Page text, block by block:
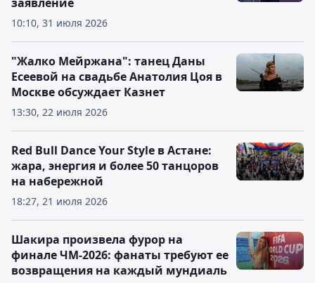
10:10, 31 июля 2026
13:30, 22 июля 2026
"Жалко Мейржана": танец Даны
Есеевой на свадьбе Анатолия Цоя в
Москве обсуждает Казнет
18:27, 21 июля 2026
Red Bull Dance Your Style в Астане:
жара, энергия и более 50 танцоров
на набережной
Шакира произвела фурор на
финале ЧМ-2026: фанаты требуют ее
возвращения на каждый мундиаль